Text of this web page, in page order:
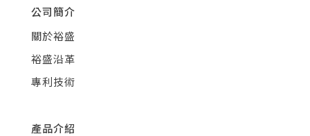
公司簡介
關於裕盛
裕盛沿革
專利技術
產品介紹